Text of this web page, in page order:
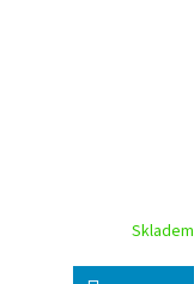
Skladem